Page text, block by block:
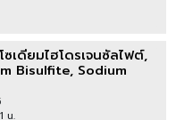
เดียมไฮโดรเจนซัลไฟต์,
Bisulfite, Sodium
น.